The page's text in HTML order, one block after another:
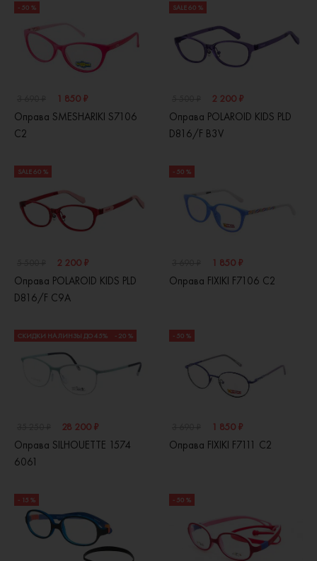
- 50 %
1 850 ₽
Оправа SMESHARIKI S7106
C2
SALE 60 %
2 200 ₽
Оправа POLAROID KIDS PLD
D816/F B3V
SALE 60 %
2 200 ₽
Оправа POLAROID KIDS PLD
D816/F C9A
- 50 %
1 850 ₽
Оправа FIXIKI F7106 C2
СКИДКИ НА ЛИНЗЫ ДО 45% - 20 %
28 200 ₽
Оправа SILHOUETTE 1574
6061
- 50 %
1 850 ₽
Оправа FIXIKI F7111 C2
- 15 % - 50 %